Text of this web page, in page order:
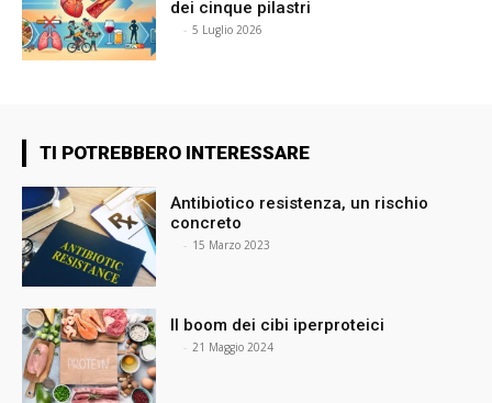
dei cinque pilastri
- 5 Luglio 2026
TI POTREBBERO INTERESSARE
Antibiotico resistenza, un rischio
concreto
- 15 Marzo 2023
Il boom dei cibi iperproteici
- 21 Maggio 2024